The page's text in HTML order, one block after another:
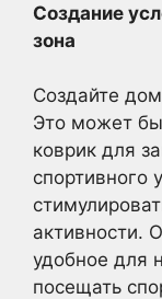
Создание
зона
Создайте
Это может
коврик для
спортивного
активности.
удобное для
посещать